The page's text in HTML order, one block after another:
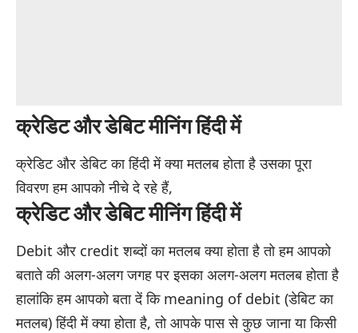
क्रेडिट और डेबिट मीनिंग हिंदी में
क्रेडिट और डेबिट का हिंदी में क्या मतलब होता है उसका पूरा
विवरण हम आपको नीचे दे रहे हैं,
क्रेडिट और डेबिट मीनिंग हिंदी में
Debit और credit शब्दों का मतलब क्या होता है तो हम आपको
बताते की अलग-अलग जगह पर इसका अलग-अलग मतलब होता है
हालांकि हम आपको बता दें कि meaning of debit (डेबिट का
मतलब) हिंदी में क्या होता है, तो आपके पास से कुछ जाना या किसी